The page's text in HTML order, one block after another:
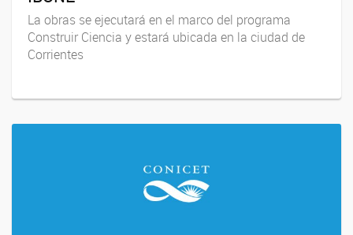
La obras se ejecutará en el marco del programa
Construir Ciencia y estará ubicada en la ciudad de
Corrientes